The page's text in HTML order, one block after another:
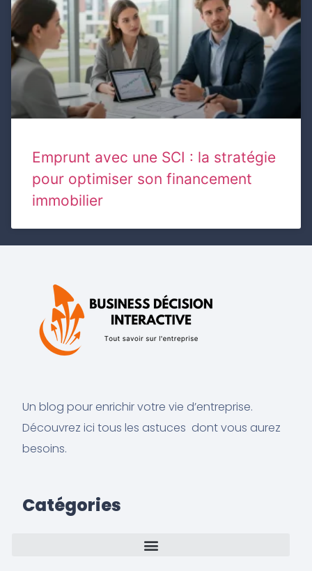
Emprunt avec une SCI : la stratégie
pour optimiser son financement
immobilier
Un blog pour enrichir votre vie d’entreprise.
Découvrez ici tous les astuces dont vous aurez
besoins.
Catégories